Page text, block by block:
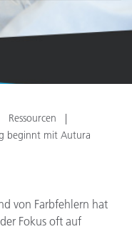
Ressourcen
beginnt mit Autura
von Farbfehlern hat
Fokus oft auf